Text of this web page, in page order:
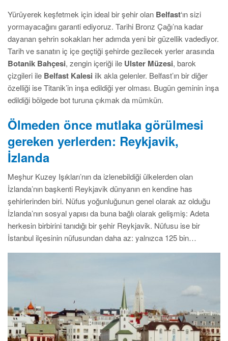
Yürüyerek keşfetmek için ideal bir şehir olan Belfast‘ın sizi
yormayacağını garanti ediyoruz. Tarihi Bronz Çağı’na kadar
dayanan şehrin sokakları her adımda yeni bir güzellik vadediyor.
Tarih ve sanatın iç içe geçtiği şehirde gezilecek yerler arasında
Botanik Bahçesi, zengin içeriği ile Ulster Müzesi, barok
çizgileri ile Belfast Kalesi ilk akla gelenler. Belfast’ın bir diğer
özelliği ise Titanik’in inşa edildiği yer olması. Bugün geminin inşa
edildiği bölgede bot turuna çıkmak da mümkün.
Ölmeden önce mutlaka görülmesi
gereken yerlerden: Reykjavik,
İzlanda
Meşhur Kuzey Işıkları’nın da izlenebildiği ülkelerden olan
İzlanda’nın başkenti Reykjavik dünyanın en kendine has
şehirlerinden biri. Nüfus yoğunluğunun genel olarak az olduğu
İzlanda’nın sosyal yapısı da buna bağlı olarak gelişmiş: Adeta
herkesin birbirini tanıdığı bir şehir Reykjavik. Nüfusu ise bir
İstanbul ilçesinin nüfusundan daha az: yalnızca 125 bin…